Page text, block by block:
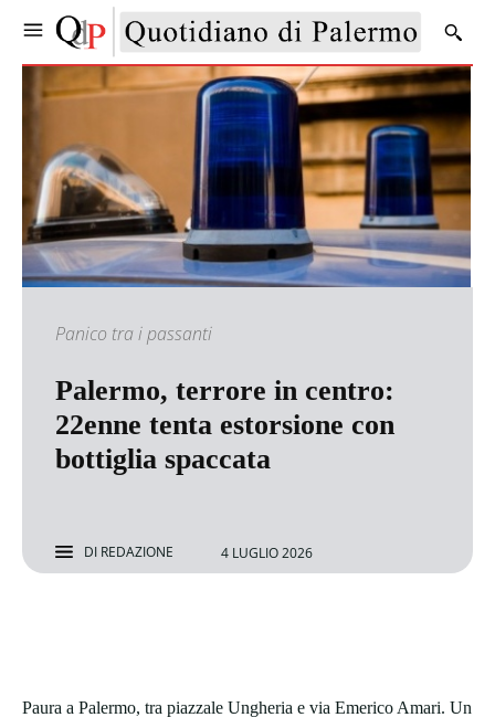
Panico tra i passanti
Palermo, terrore in centro:
22enne tenta estorsione con
bottiglia spaccata
DI REDAZIONE 4 LUGLIO 2026
Paura a Palermo, tra piazzale Ungheria e via Emerico Amari. Un